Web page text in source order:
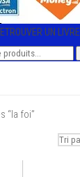
UN LIVRE
“la foi”